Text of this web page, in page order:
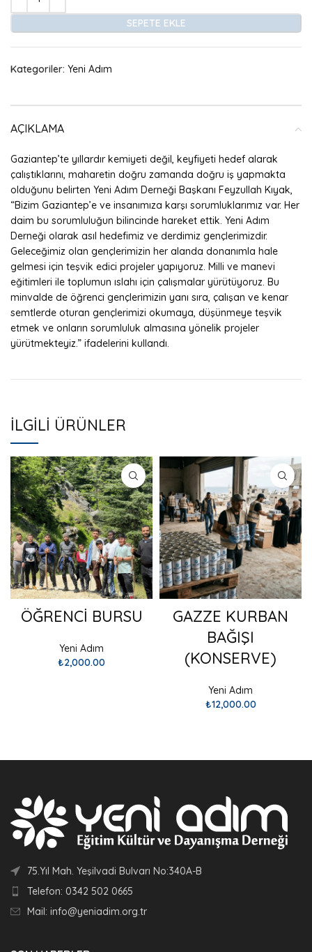
SEPETE EKLE
Kategoriler: Yeni Adım
AÇIKLAMA
Gaziantep’te yıllardır kemiyeti değil, keyfiyeti hedef alarak
çalıştıklarını, maharetin doğru zamanda doğru iş yapmakta
olduğunu belirten Yeni Adım Derneği Başkanı Feyzullah Kıyak,
“Bizim Gaziantep’e ve insanımıza karşı sorumluklarımız var. Her
daim bu sorumluluğun bilincinde hareket ettik. Yeni Adım
Derneği olarak asıl hedefimiz ve derdimiz gençlerimizdir.
Geleceğimiz olan gençlerimizin her alanda donanımla hale
gelmesi için teşvik edici projeler yapıyoruz. Milli ve manevi
eğitimleri ile toplumun ıslahı için çalışmalar yürütüyoruz. Bu
minvalde de öğrenci gençlerimizin yanı sıra, çalışan ve kenar
semtlerde oturan gençlerimizi okumaya, düşünmeye teşvik
etmek ve onların sorumluluk almasına yönelik projeler
yürütmekteyiz.” ifadelerini kullandı.
İLGILI ÜRÜNLER
ÖĞRENCİ BURSU
Yeni Adım
₺2,000.00
GAZZE KURBAN
BAĞIŞI
(KONSERVE)
Yeni Adım
₺12,000.00
75.Yıl Mah. Yeşilvadi Bulvarı No:340A-B
Telefon: 0342 502 0665
Mail: info@yeniadim.org.tr